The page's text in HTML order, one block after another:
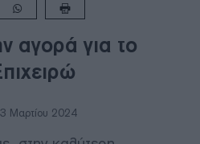
αγορά για το
Μαρτίου 2024